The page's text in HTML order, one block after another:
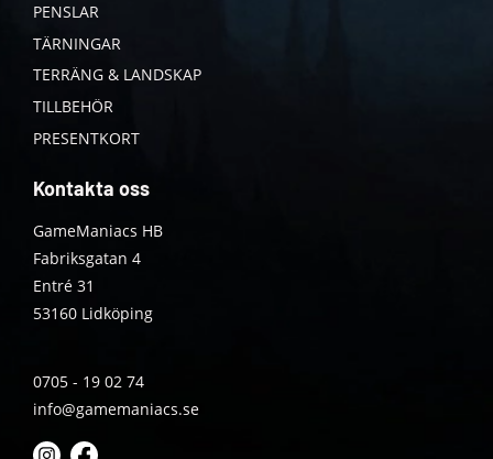
PENSLAR
TÄRNINGAR
TERRÄNG & LANDSKAP
TILLBEHÖR
PRESENTKORT
Kontakta oss
GameManiacs HB
Fabriksgatan 4
Entré 31
53160 Lidköping
0705 - 19 02 74
info@gamemaniacs.se